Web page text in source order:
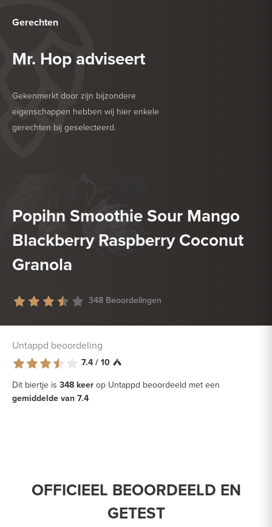
Gerechten
Mr. Hop adviseert
Gekenmerkt door zijn bijzondere
eigenschappen hebben wij hier enkele
gerechten bij geselecteerd.
HEERLIJK BIJ
Popihn Smoothie Sour Mango
Blackberry Raspberry Coconut
Granola
348 Beoordelingen
Untappd beoordeling
7.4 / 10
Dit biertje is 348 keer op Untappd beoordeeld met een
gemiddelde van 7.4
OFFICIEEL BEOORDEELD EN
GETEST